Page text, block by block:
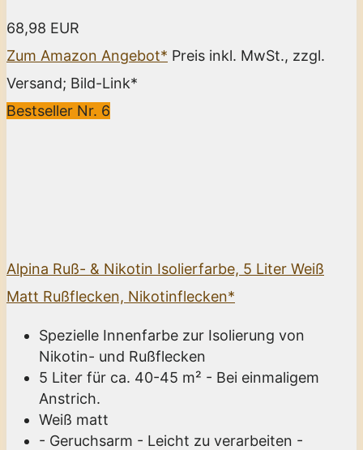
68,98 EUR
Zum Amazon Angebot* Preis inkl. MwSt., zzgl.
Versand; Bild-Link*
Bestseller Nr. 6
Alpina Ruß- & Nikotin Isolierfarbe, 5 Liter Weiß
Matt Rußflecken, Nikotinflecken*
Spezielle Innenfarbe zur Isolierung von
Nikotin- und Rußflecken
5 Liter für ca. 40-45 m² - Bei einmaligem
Anstrich.
Weiß matt
- Geruchsarm - Leicht zu verarbeiten -